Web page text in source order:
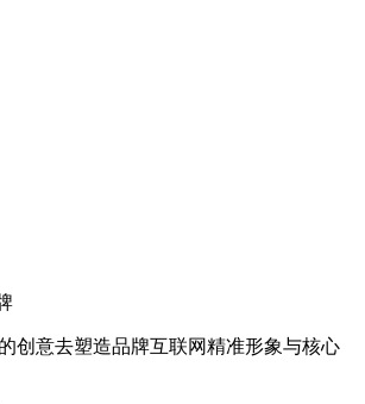
创意去塑造品牌互联网精准形象与核心